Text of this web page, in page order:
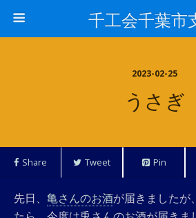
千工会千葉市
2023-02-25
うさぎ
Share Tweet Pin
先日、 亀さんのお酒が届きましたが